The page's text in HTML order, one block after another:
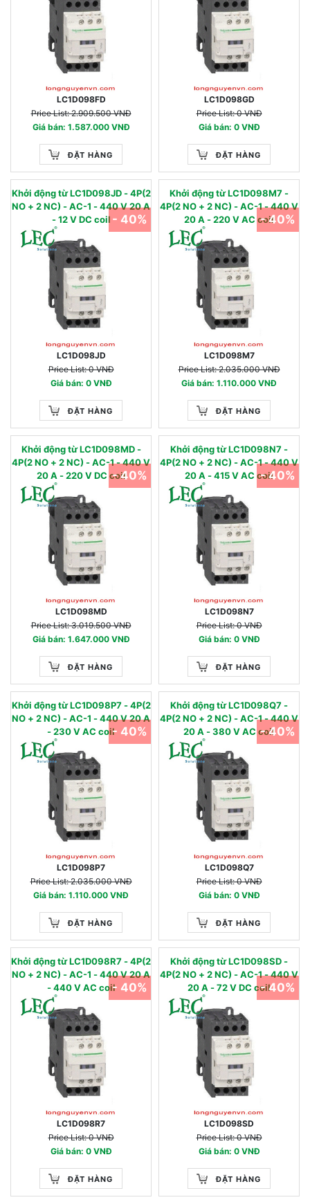
LC1D098FD
Price List: 2.909.500 VNĐ
Giá bán: 1.587.000 VNĐ
ĐẶT HÀNG
LC1D098GD
Price List: 0 VNĐ
Giá bán: 0 VNĐ
ĐẶT HÀNG
Khởi động từ LC1D098JD - 4P(2
NO + 2 NC) - AC-1 - 440 V 20 A
- 12 V DC coil
LC1D098JD
Price List: 0 VNĐ
Giá bán: 0 VNĐ
ĐẶT HÀNG
- 40%
Khởi động từ LC1D098M7 -
4P(2 NO + 2 NC) - AC-1 - 440 V
20 A - 220 V AC coil
LC1D098M7
Price List: 2.035.000 VNĐ
Giá bán: 1.110.000 VNĐ
ĐẶT HÀNG
- 40%
Khởi động từ LC1D098MD -
4P(2 NO + 2 NC) - AC-1 - 440 V
20 A - 220 V DC coil
LC1D098MD
Price List: 3.019.500 VNĐ
Giá bán: 1.647.000 VNĐ
ĐẶT HÀNG
- 40%
Khởi động từ LC1D098N7 -
4P(2 NO + 2 NC) - AC-1 - 440 V
20 A - 415 V AC coil
LC1D098N7
Price List: 0 VNĐ
Giá bán: 0 VNĐ
ĐẶT HÀNG
- 40%
Khởi động từ LC1D098P7 - 4P(2
NO + 2 NC) - AC-1 - 440 V 20 A
- 230 V AC coil
LC1D098P7
Price List: 2.035.000 VNĐ
Giá bán: 1.110.000 VNĐ
ĐẶT HÀNG
- 40%
Khởi động từ LC1D098Q7 -
4P(2 NO + 2 NC) - AC-1 - 440 V
20 A - 380 V AC coil
LC1D098Q7
Price List: 0 VNĐ
Giá bán: 0 VNĐ
ĐẶT HÀNG
- 40%
Khởi động từ LC1D098R7 - 4P(2
NO + 2 NC) - AC-1 - 440 V 20 A
- 440 V AC coil
LC1D098R7
Price List: 0 VNĐ
Giá bán: 0 VNĐ
ĐẶT HÀNG
- 40%
Khởi động từ LC1D098SD -
4P(2 NO + 2 NC) - AC-1 - 440 V
20 A - 72 V DC coil
LC1D098SD
Price List: 0 VNĐ
Giá bán: 0 VNĐ
ĐẶT HÀNG
- 40%